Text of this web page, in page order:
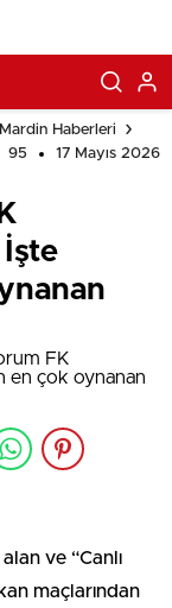
Haberleri
95
17 Mayıs 2026
ve “Canlı
maçlarından